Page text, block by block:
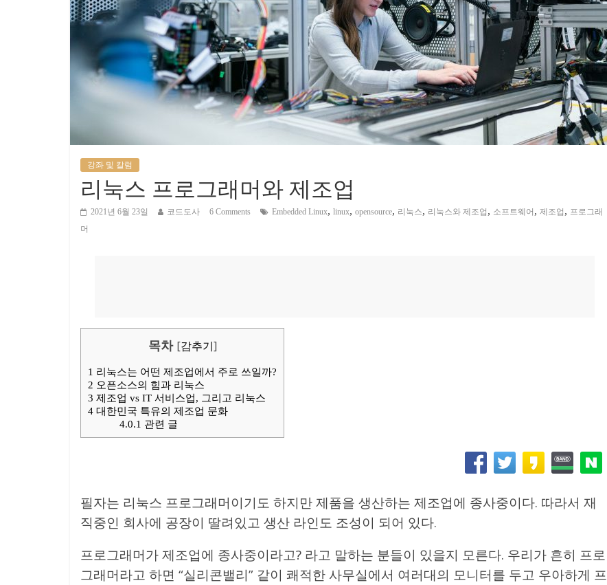
강좌 및 칼럼
리눅스 프로그래머와 제조업
2021년 6월 23일 코드도사 6 Comments Embedded Linux, linux, opensource, 리눅스, 리눅스와 제조업 , 소프트웨어 , 제조업 , 프로그래
머
목차 [감추기]
1 리눅스는 어떤 제조업에서 주로 쓰일까?
2 오픈소스의 힘과 리눅스
3 제조업 vs IT 서비스업, 그리고 리눅스
4 대한민국 특유의 제조업 문화
4.0.1 관련 글
필자는 리눅스 프로그래머이기도 하지만 제품을 생산하는 제조업에 종사중이다. 따라서 재
직중인 회사에 공장이 딸려있고 생산 라인도 조성이 되어 있다.
프로그래머가 제조업에 종사중이라고? 라고 말하는 분들이 있을지 모른다. 우리가 흔히 프로
그래머라고 하면 “실리콘밸리” 같이 쾌적한 사무실에서 여러대의 모니터를 두고 우아하게 프